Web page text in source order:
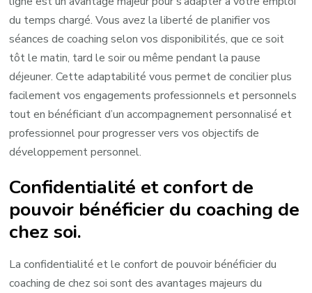
du temps chargé. Vous avez la liberté de planifier vos
séances de coaching selon vos disponibilités, que ce soit
tôt le matin, tard le soir ou même pendant la pause
déjeuner. Cette adaptabilité vous permet de concilier plus
facilement vos engagements professionnels et personnels
tout en bénéficiant d’un accompagnement personnalisé et
professionnel pour progresser vers vos objectifs de
développement personnel.
Confidentialité et confort de
pouvoir bénéficier du coaching de
chez soi.
La confidentialité et le confort de pouvoir bénéficier du
coaching de chez soi sont des avantages majeurs du